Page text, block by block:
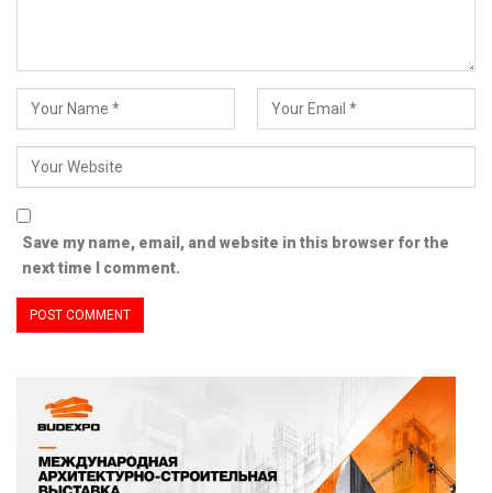
Save my name, email, and website in this browser for the
next time I comment.